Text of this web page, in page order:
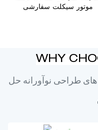
موتور سیکلت سفارشی
WHY
طراحی نوآورانه حل